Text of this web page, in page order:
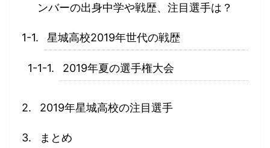
ンバーの出身中学や戦歴、注目選手は？
星城高校2019年世代の戦歴
2019年夏の選手権大会
2019年星城高校の注目選手
まとめ